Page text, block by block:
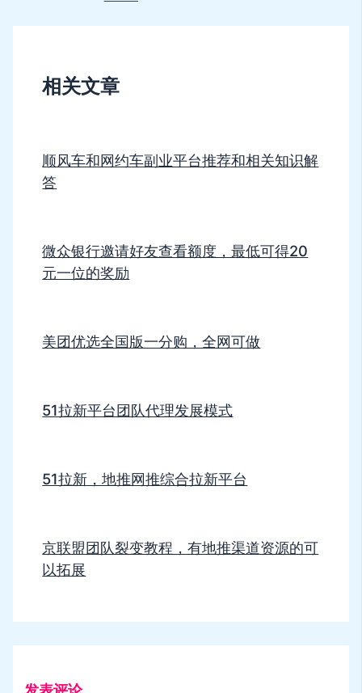
相关文章
顺风车和网约车副业平台推荐和相关知识解
答
微众银行邀请好友查看额度，最低可得20
元一位的奖励
美团优选全国版一分购，全网可做
51拉新平台团队代理发展模式
51拉新，地推网推综合拉新平台
京联盟团队裂变教程，有地推渠道资源的可
以拓展